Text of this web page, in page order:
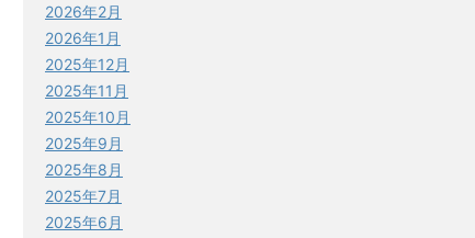
2026年2月
2026年1月
2025年12月
2025年11月
2025年10月
2025年9月
2025年8月
2025年7月
2025年6月